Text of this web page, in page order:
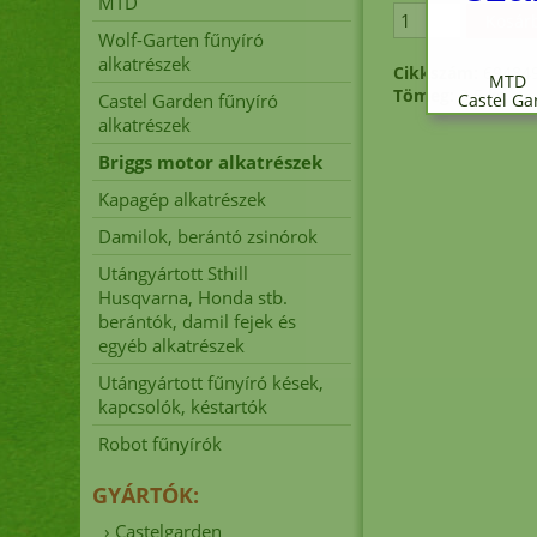
Wolf-Garten fűnyíró
alkatrészek
Castel Garden fűnyíró
alkatrészek
Briggs motor alkatrészek
Kapagép alkatrészek
Damilok, berántó zsinórok
Utángyártott Sthill
Husqvarna, Honda stb.
berántók, damil fejek és
egyéb alkatrészek
Utángyártott fűnyíró kések,
kapcsolók, késtartók
Robot fűnyírók
GYÁRTÓK:
› Castelgarden
Cikkszám:
Tömeg:
3.5 kg
MTD
Castel